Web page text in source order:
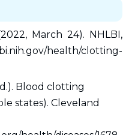
March 24). NHLBI,
health/clotting-
Blood clotting
states). Cleveland